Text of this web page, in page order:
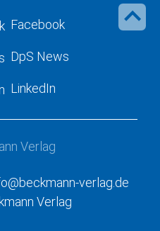
Facebook
DpS News
LinkedIn
verlag.de
Verlag